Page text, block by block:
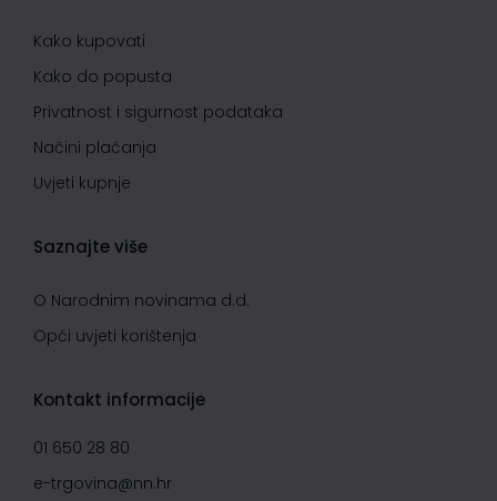
Kako kupovati
Kako do popusta
Privatnost i sigurnost podataka
Načini plaćanja
Uvjeti kupnje
Saznajte više
O Narodnim novinama d.d.
Opći uvjeti korištenja
Kontakt informacije
01 650 28 80
e-trgovina@nn.hr